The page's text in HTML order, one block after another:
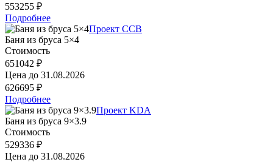
553255 ₽
Подробнее
Проект CCB
Баня из бруса 5×4
Стоимость
651042 ₽
Цена до 31.08.2026
626695 ₽
Подробнее
Проект KDA
Баня из бруса 9×3.9
Стоимость
529336 ₽
Цена до 31.08.2026